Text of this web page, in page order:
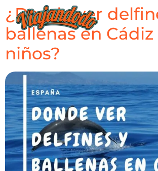
¿Donde ver
ballenas en Cádiz
niños?